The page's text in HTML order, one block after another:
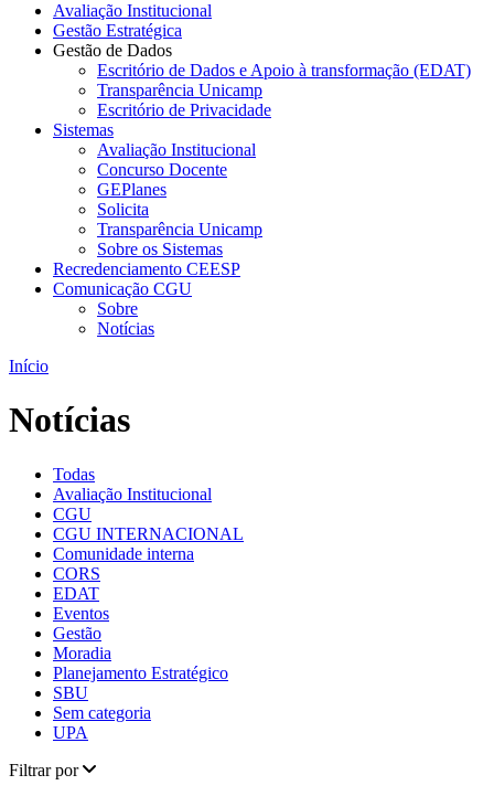
Avaliação Institucional
Gestão Estratégica
Gestão de Dados
Escritório de Dados e Apoio à transformação (EDAT)
Transparência Unicamp
Escritório de Privacidade
Sistemas
Avaliação Institucional
Concurso Docente
GEPlanes
Solicita
Transparência Unicamp
Sobre os Sistemas
Recredenciamento CEESP
Comunicação CGU
Sobre
Notícias
Início
Notícias
Todas
Avaliação Institucional
CGU
CGU INTERNACIONAL
Comunidade interna
CORS
EDAT
Eventos
Gestão
Moradia
Planejamento Estratégico
SBU
Sem categoria
UPA
Filtrar por